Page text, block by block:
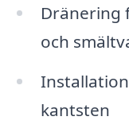
Dränering
och
kantsten